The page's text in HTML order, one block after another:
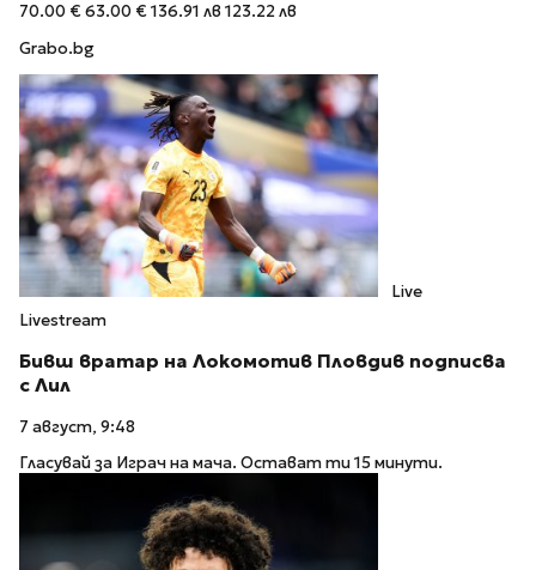
70.00 €63.00 €136.91 лв 123.22 лв
Grabo.bg
Live
Livestream
Бивш вратар на Локомотив Пловдив подписва
с Лил
7 август, 9:48
Гласувай за Играч на мача. Остават ти 15 минути.